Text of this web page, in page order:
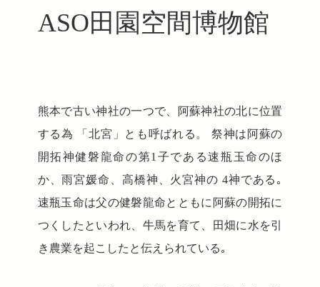
ASO田園空間博物館
熊本で古い神社の一つで、阿蘇神社の北に位置
する為 「北宮」とも呼ばれる。 祭神は阿蘇の
開拓神健磐龍命の第1子である速瓶玉命のほ
か、雨宮媛命、高橋神、火宮神の 4神である｡
速瓶玉命は父の健磐龍命とともに阿蘇の開拓に
つくしたといわれ、牛馬を育て、田畑に水を引
き農業を起こしたと伝えられている｡